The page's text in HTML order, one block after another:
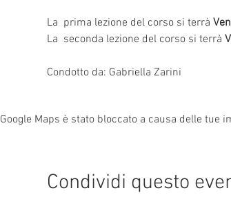
La prima lezione del corso si terrà
La seconda lezione del corso si terrà
Condotto da: Gabriella Zarini
Google Maps è stato bloccato a causa delle tue
Condividi questo